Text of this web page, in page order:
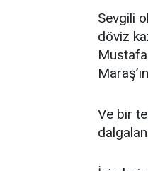
Sevgili
döviz
Ve bir